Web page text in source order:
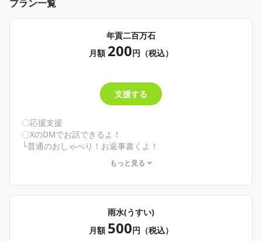
プラン一覧
年貢二百万石
月額 200円（税込）
支援する
〇応援支援
〇XのDMでお話できるよ！
└普通のおしゃべり！お返事書くよ！
🌾こんな人にオススメ！🌾
・とりあえずクリエイティアに入っておきたい！
ようこそクリエイティアへ！
とりあえずウカ様を推していたい！そんな君が入っておく
もっと見る
雨水(うすい)
月額 500円（税込）